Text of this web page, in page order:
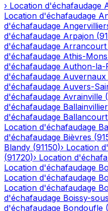
› Location d'échafaudage
Location d'échafaudage
d'échafaudage
d'échafaudage Arpajon (
d'échafaudage Arrancourt
d'échafaudage Athis-Mons
d'échafaudage Authon-la-
d'échafaudage Auvernaux
d'échafaudage Auvers-
d'échafaudage Avrainville (
d'échafaudage
d'échafaudage
Location d'échafaudage
d'échafaudage Bièvres (
Blandy (91150)› Location
(91720)› Location
Location d'échafaudage
Location d'échafaudage
Location d'échafaudage
d'échafaudage Boissy-
d'échafaudage Bondoufle (